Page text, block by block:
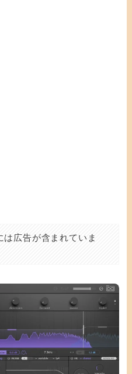
広告が含まれていま